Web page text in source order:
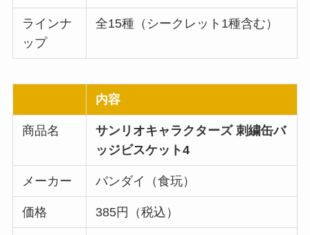
ラインナ
ップ
全15種（シークレット1種含む）
内容
商品名
サンリオキャラクターズ 刺繍缶バ
ッジビスケット4
メーカー バンダイ（食玩）
価格 385円（税込）